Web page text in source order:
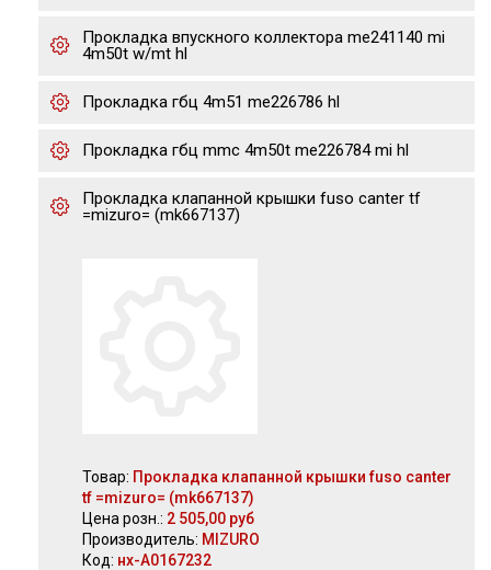
Прокладка впускного коллектора me241140 mi
4m50t w/mt hl
Прокладка гбц 4m51 me226786 hl
Прокладка гбц mmc 4m50t me226784 mi hl
Прокладка клапанной крышки fuso canter tf
=mizuro= (mk667137)
Товар: Прокладка клапанной крышки fuso canter
tf =mizuro= (mk667137)
Цена розн.: 2 505,00 руб
Производитель: MIZURO
Код: нх-А0167232